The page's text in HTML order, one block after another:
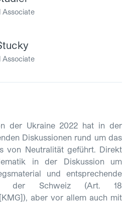
Associate
Associate
der Ukraine 2022 hat in der
Diskussionen rund um das
von Neutralität geführt. Direkt
in der Diskussion um
und entsprechende
der Schweiz (Art. 18
aber vor allem auch mit